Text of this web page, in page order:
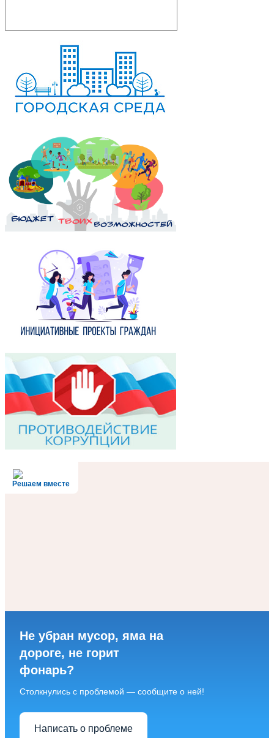
Решаем вместе
Не убран мусор, яма на
дороге, не горит
фонарь?
Столкнулись с проблемой — сообщите о ней!
Написать о проблеме